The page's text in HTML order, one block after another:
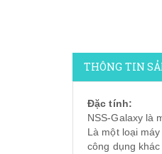
THÔNG TIN
Đặc tính:
NSS-Galaxy là
Là một loại
công dụng